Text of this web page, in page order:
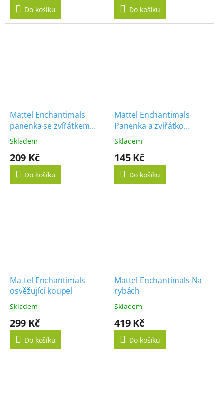
Do košíku Do košíku
Mattel Enchantimals
panenka se zvířátkem
Felicity Fox
Skladem
209 Kč
Do košíku
Mattel Enchantimals
Panenka a zvířátko
Redward Rooster a Cluck
Skladem
145 Kč
Do košíku
Mattel Enchantimals
osvěžující koupel
Skladem
299 Kč
Do košíku
Mattel Enchantimals Na
rybách
Skladem
419 Kč
Do košíku